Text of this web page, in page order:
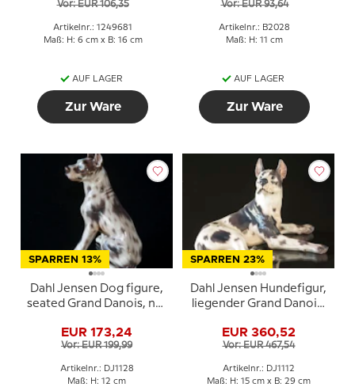
Vor: EUR 106,35
Artikelnr.: 1249681
Maß: H: 6 cm x B: 16 cm
AUF LAGER
Zur Ware
Vor: EUR 93,64
Artikelnr.: B2028
Maß: H: 11 cm
AUF LAGER
Zur Ware
SPARREN 13%
Dahl Jensen Dog figure,
seated Grand Danois, no.
EUR 173,24
Vor: EUR 199,99
Artikelnr.: DJ1128
Maß: H: 12 cm
SPARREN 23%
Dahl Jensen Hundefigur,
liegender Grand Danois,
EUR 360,52
Vor: EUR 467,54
Artikelnr.: DJ1112
Maß: H: 15 cm x B: 29 cm